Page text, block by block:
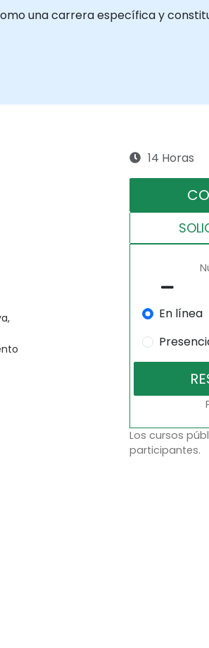
una carrera específica y
14 Horas
En línea
Los cursos
participantes.